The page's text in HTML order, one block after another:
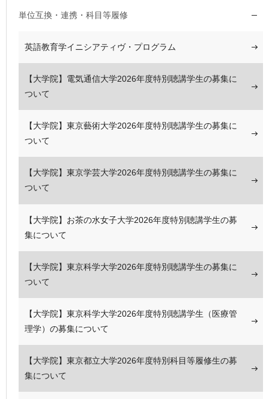
単位互換・連携・科目等履修
英語教育学イニシアティヴ・プログラム
【大学院】電気通信大学2026年度特別聴講学生の募集に
ついて
【大学院】東京藝術大学2026年度特別聴講学生の募集に
ついて
【大学院】東京学芸大学2026年度特別聴講学生の募集に
ついて
【大学院】お茶の水女子大学2026年度特別聴講学生の募
集について
【大学院】東京科学大学2026年度特別聴講学生の募集に
ついて
【大学院】東京科学大学2026年度特別聴講学生（医療管
理学）の募集について
【大学院】東京都立大学2026年度特別科目等履修生の募
集について